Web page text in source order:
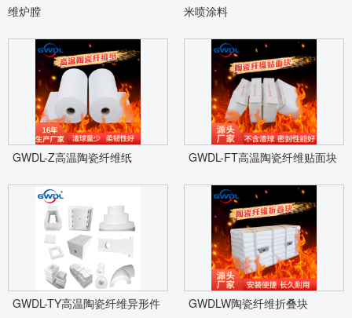
维炉膛
米喷涂料
GWDL-Z高温陶瓷纤维纸 GWDL-FT高温陶瓷纤维贴面块
GWDL-TY高温陶瓷纤维异形件 GWDLW陶瓷纤维折叠块